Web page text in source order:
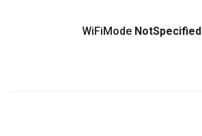
FiMode NotSpecified